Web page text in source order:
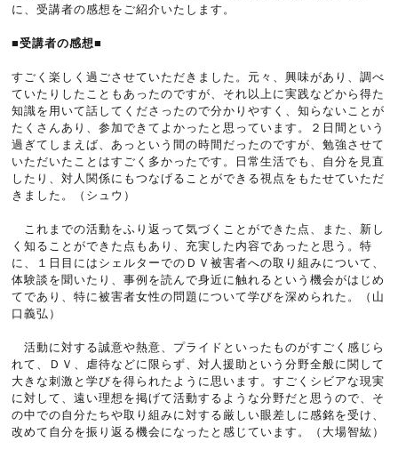
に、受講者の感想をご紹介いたします。
■受講者の感想■
すごく楽しく過ごさせていただきました。元々、興味があり、調べ
ていたりしたこともあったのですが、それ以上に実践などから得た
知識を用いて話してくださったので分かりやすく、知らないことが
たくさんあり、参加できてよかったと思っています。２日間という
過ぎてしまえば、あっという間の時間だったのですが、勉強させて
いただいたことはすごく多かったです。日常生活でも、自分を見直
したり、対人関係にもつなげることができる視点をもたせていただ
きました。（シュウ）
これまでの活動をふり返って気づくことができた点、また、新し
く知ることができた点もあり、充実した内容であったと思う。特
に、１日目にはシェルターでのＤＶ被害者への取り組みについて、
体験談を聞いたり、事例を読んで身近に触れるという機会がはじめ
てであり、特に被害者女性の問題について学びを深められた。（山
口義弘）
活動に対する誠意や熱意、プライドといったものがすごく感じら
れて、ＤＶ、虐待などに限らず、対人援助という分野全般に関して
大きな刺激と学びを得られたように思います。すごくシビアな現実
に対して、遠い理想を掲げて活動するような分野だと思うので、そ
の中での自分たちや取り組みに対する厳しい眼差しに感銘を受け、
改めて自分を振り返る機会になったと感じています。（大場智紘）